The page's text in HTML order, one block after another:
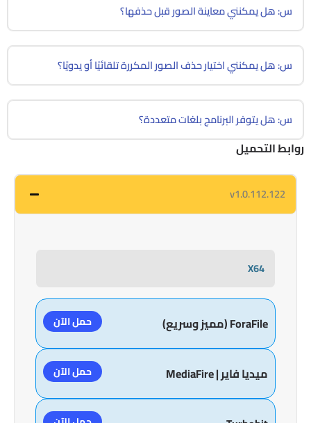
س: هل يمكنني معاينة الصور قبل حذفها؟
س: هل يمكنني اختيار حذف الصور المكررة تلقائيًا أو يدويًا؟
س: هل يتوفر البرنامج بلغات متعددة؟
روابط التحميل
v1.0.112.122
X64
ForaFile (مميز وسريع) حمل الآن
ميديا فاير | MediaFire حمل الآن